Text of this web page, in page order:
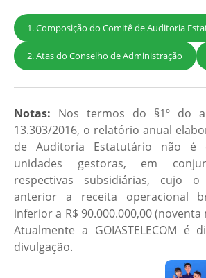
1. Composição do Comitê de Auditoria
2. Atas do Conselho de Administração
Notas: Nos termos do §1º do
13.303/2016, o relatório anual
de Auditoria Estatutário não é
unidades gestoras, em
respectivas subsidiárias, cujo o
anterior a receita operacional
inferior a R$ 90.000.000,00
Atualmente a GOIASTELECOM é
divulgação.